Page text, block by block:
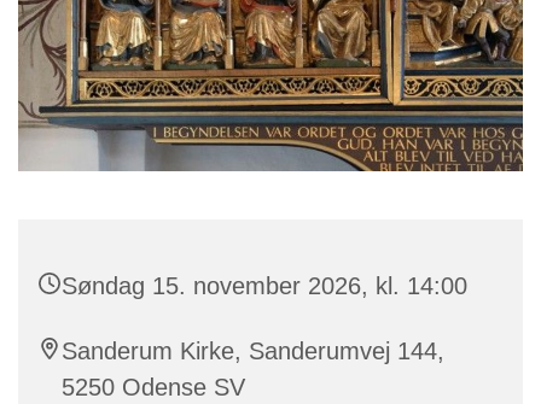
Søndag 15. november 2026, kl. 14:00
Sanderum Kirke, Sanderumvej 144,
5250 Odense SV